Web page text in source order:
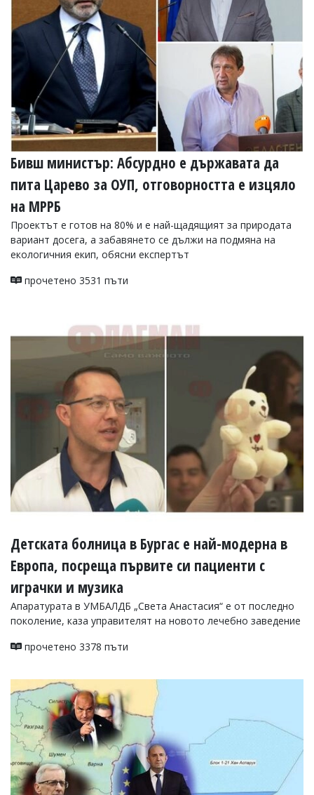
Бивш министър: Абсурдно е държавата да
пита Царево за ОУП, отговорността е изцяло
на МРРБ
Проектът е готов на 80% и е най-щадящият за природата
вариант досега, а забавянето се дължи на подмяна на
екологичния екип, обясни експертът
прочетено 3531 пъти
Детската болница в Бургас е най-модерна в
Европа, посреща първите си пациенти с
играчки и музика
Апаратурата в УМБАЛДБ „Света Анастасия“ е от последно
поколение, каза управителят на новото лечебно заведение
прочетено 3378 пъти